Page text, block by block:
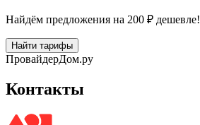
Найдём предложения на 200 ₽ дешевле!
Найти тарифы
ПровайдерДом.ру
Контакты